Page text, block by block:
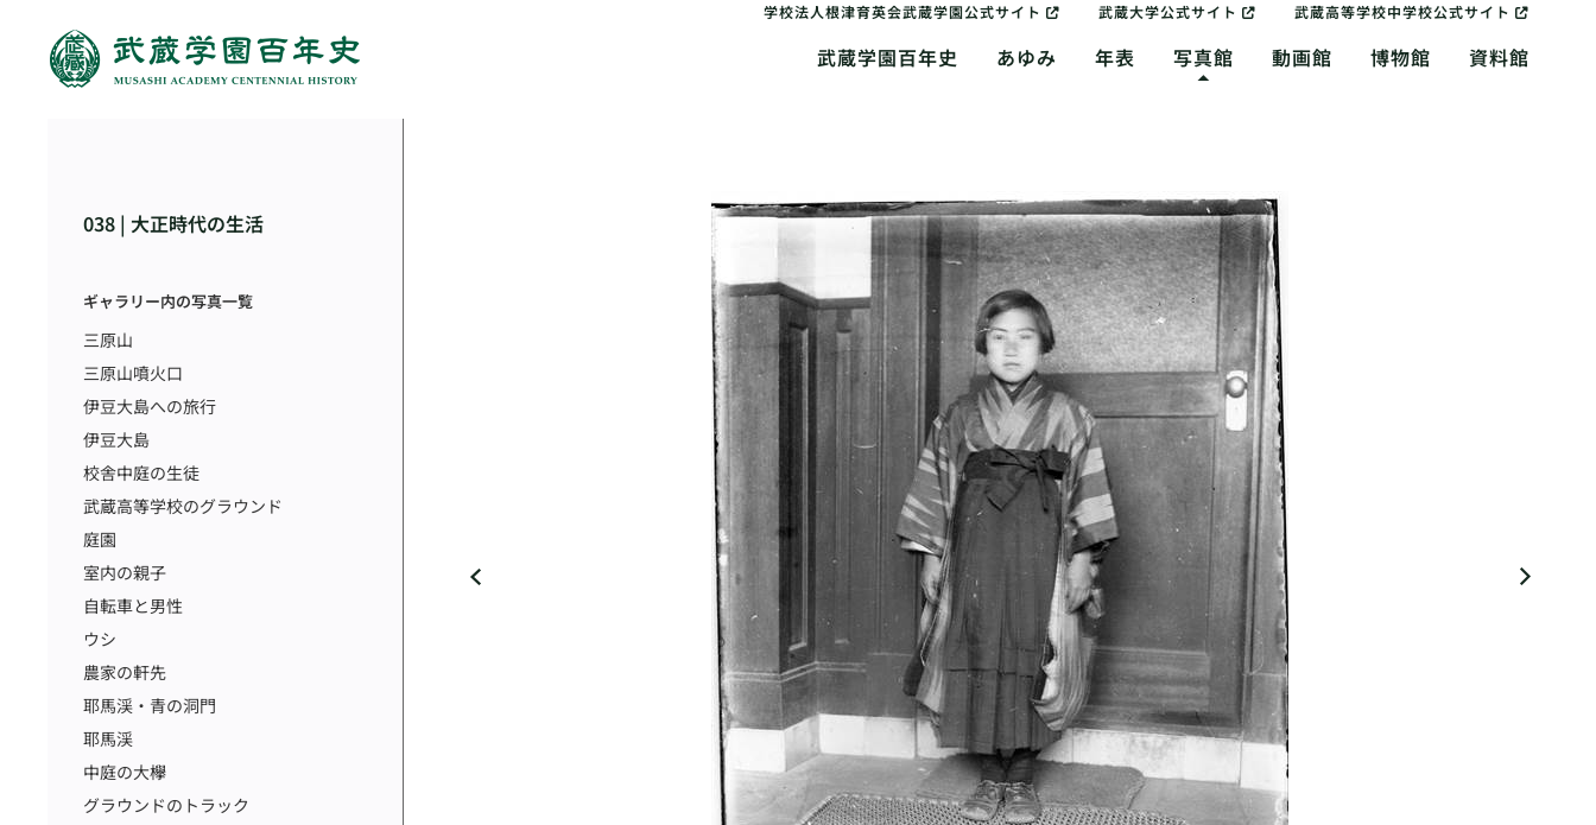
学校法人根津育英会武蔵学園公式サイト 武蔵大学公式サイト 武蔵高等学校中学校公式サイト
武蔵学園百年史 あゆみ 年表 写真館 動画館 博物館 資料館
038 | 大正時代の生活
ギャラリー内の写真一覧
三原山
三原山噴火口
伊豆大島への旅行
伊豆大島
校舎中庭の生徒
武蔵高等学校のグラウンド
庭園
室内の親子
自転車と男性
ウシ
農家の軒先
耶馬渓・青の洞門
耶馬渓
中庭の大欅
グラウンドのトラック